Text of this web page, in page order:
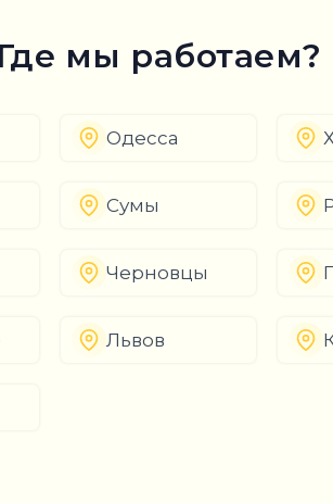
Где мы работаем?
Одесса
Сумы
Черновцы
Львов